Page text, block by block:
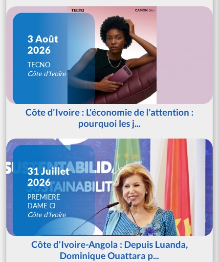
3 Août
2026
TECNO
Côte d'Ivoire
Côte d'Ivoire : L'économie de l'attention :
pourquoi les j...
31 Juillet
2026
PREMIERE
DAME CI
Côte d'Ivoire
Côte d'Ivoire-Angola : Depuis Luanda,
Dominique Ouattara p...